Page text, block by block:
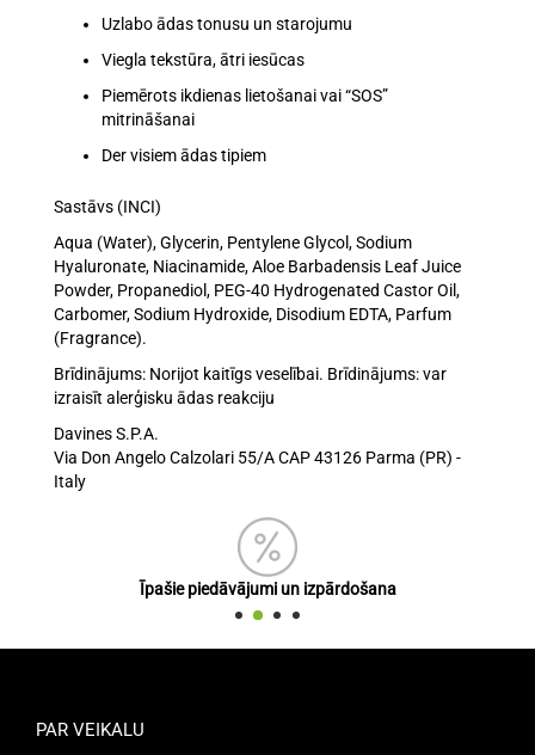
Uzlabo ādastonusu un starojumu
Viegla tekstūra, ātri iesūcas
Piemērots ikdienas lietošanai vai “SOS”
mitrināšanai
Der visiem ādas tipiem
Sastāvs (INCI)
Aqua (Water), Glycerin, Pentylene Glycol, Sodium
Hyaluronate, Niacinamide, Aloe Barbadensis Leaf Juice
Powder, Propanediol, PEG-40 Hydrogenated Castor Oil,
Carbomer, Sodium Hydroxide, Disodium EDTA, Parfum
(Fragrance).
Brīdinājums: Norijot kaitīgs veselībai. Brīdinājums: var
izraisīt alerģisku ādas reakciju
Davines S.P.A.
Via Don Angelo Calzolari 55/A CAP 43126 Parma (PR) -
Italy
Īpašie piedāvājumi un izpārdošana
PAR VEIKALU